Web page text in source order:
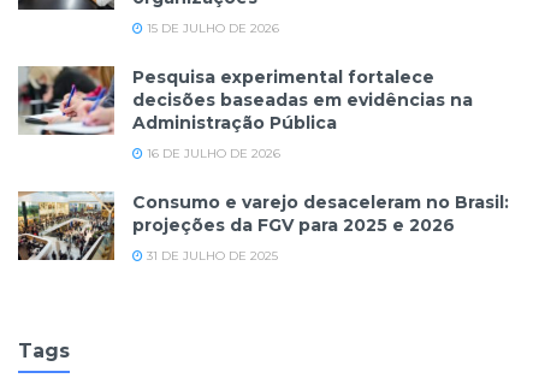
15 DE JULHO DE 2026
Pesquisa experimental fortalece
decisões baseadas em evidências na
Administração Pública
16 DE JULHO DE 2026
Consumo e varejo desaceleram no Brasil:
projeções da FGV para 2025 e 2026
31 DE JULHO DE 2025
Tags